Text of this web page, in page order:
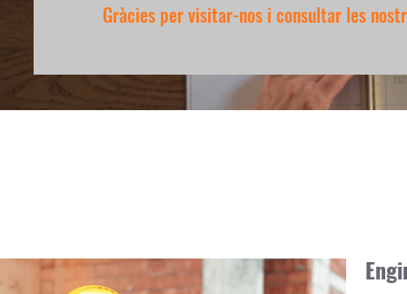
Gràcies per visitar-nos i consultar les